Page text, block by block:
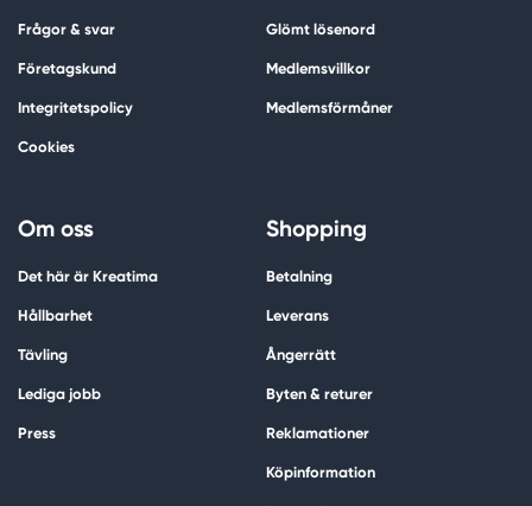
Frågor & svar
Företagskund
Integritetspolicy
Cookies
Glömt lösenord
Medlemsvillkor
Medlemsförmåner
Om oss
Det här är Kreatima
Hållbarhet
Tävling
Lediga jobb
Press
Shopping
Betalning
Leverans
Ångerrätt
Byten & returer
Reklamationer
Köpinformation